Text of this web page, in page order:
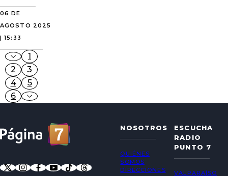
06 DE
AGOSTO 2025
| 15:33
1
2
3
4
5
6
NOSOTROS
QUIÉNES
SOMOS
DIRECCIONES
ESCUCHA
RADIO
PUNTO 7
VALPARAÍSO